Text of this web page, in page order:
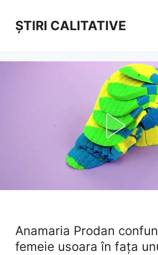
conținutȘTIRI CALITATIVE
Anamaria Prodan
femeie usoara în fața